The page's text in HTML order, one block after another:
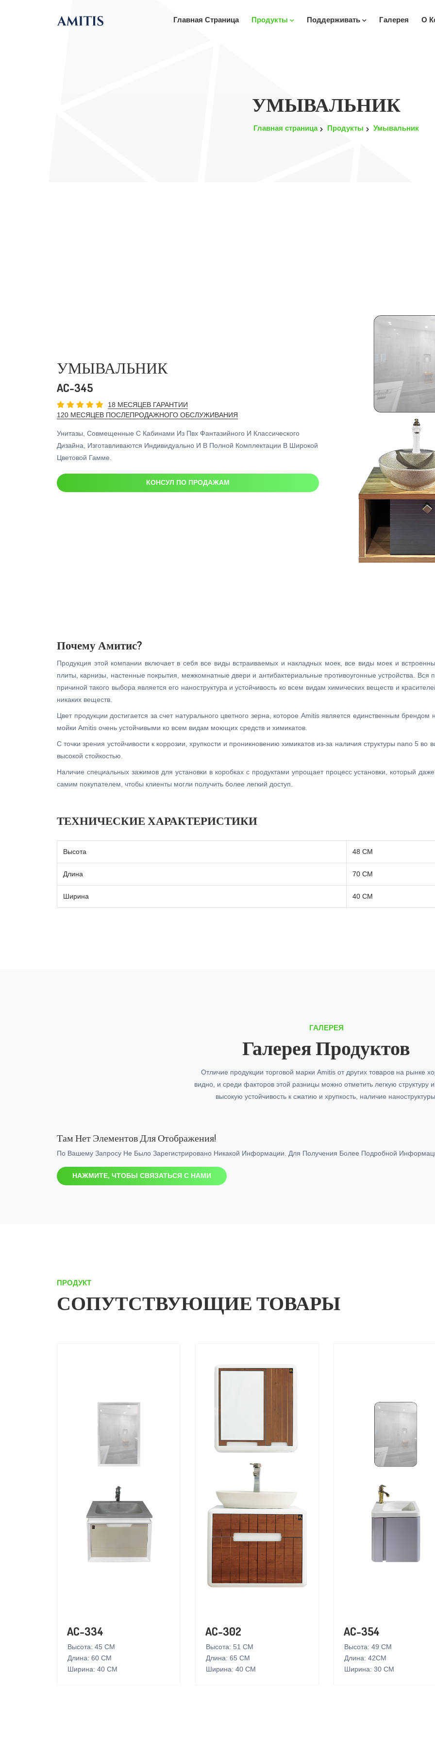
Главная Страница Продукты Поддерживать Галерея О
УМЫВАЛЬНИК
Главная страница Продукты Умывальник
УМЫВАЛЬНИК
AC-345
18 МЕСЯЦЕВ ГАРАНТИИ
120 МЕСЯЦЕВ ПОСЛЕПРОДАЖНОГО ОБСЛУЖИВАНИЯ
Унитазы, Совмещенные С Кабинами Из Пвх Фантазийного И Классического
Дизайна, Изготавливаются Индивидуально И В Полной Комплектации В Широкой
Цветовой Гамме.
КОНСУЛ ПО ПРОДАЖАМ
Почему Амитис?
Продукция этой компании включает в себя все виды встраиваемых и накладных моек, все виды моек и
плиты, карнизы, настенные покрытия, межкомнатные двери и антибактериальные противоугонные устройства. Вся
причиной такого выбора является его наноструктура и устойчивость ко всем видам химических веществ и
никаких веществ.
Цвет продукции достигается за счет натурального цветного зерна, которое Amitis является единственным
мойки Amitis очень устойчивыми ко всем видам моющих средств и химикатов.
С точки зрения устойчивости к коррозии, хрупкости и проникновению химикатов из-за наличия структуры nano 5 во
высокой стойкостью.
Наличие специальных зажимов для установки в коробках с продуктами упрощает процесс установки, который
самим покупателем, чтобы клиенты могли получить более легкий доступ.
ТЕХНИЧЕСКИЕ ХАРАКТЕРИСТИКИ
Высота 48 СМ
Длина 70 СМ
Ширина 40 СМ
ГАЛЕРЕЯ
Галерея Продуктов
Отличие продукции торговой марки Amitis от других товаров на рынке
видно, и среди факторов этой разницы можно отметить легкую структуру
высокую устойчивость к сжатию и хрупкость, наличие наноструктуры.
Там Нет Элементов Для Отображения!
По Вашему Запросу Не Было Зарегистрировано Никакой Информации. Для Получения Более Подробной
НАЖМИТЕ, ЧТОБЫ СВЯЗАТЬСЯ С НАМИ
ПРОДУКТ
СОПУТСТВУЮЩИЕ ТОВАРЫ
AC-334
Высота: 45 СМ
Длина: 60 СМ
Ширина: 40 СМ
AC-302
Высота: 51 СМ
Длина: 65 СМ
Ширина: 40 СМ
AC-354
Высота: 49 СМ
Длина: 42СМ
Ширина: 30 СМ